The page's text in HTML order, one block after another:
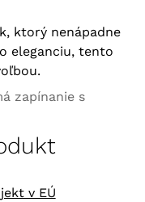
ktorý nenápadne
eleganciu, tento
zapínanie s
v EÚ